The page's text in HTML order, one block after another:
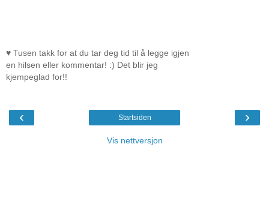
♥ Tusen takk for at du tar deg tid til å legge igjen
en hilsen eller kommentar! :) Det blir jeg
kjempeglad for!!
‹ ›
Startsiden
Vis nettversjon